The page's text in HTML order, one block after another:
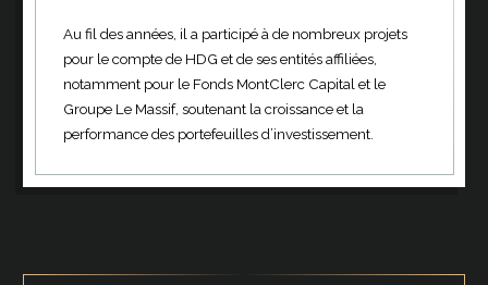
Au fil des années, il a participé à de nombreux projets
pour le compte de HDG et de ses entités affiliées,
notamment pour le Fonds MontClerc Capital et le
Groupe Le Massif, soutenant la croissance et la
performance des portefeuilles d’investissement.